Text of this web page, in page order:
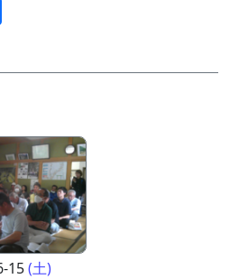
15(土)